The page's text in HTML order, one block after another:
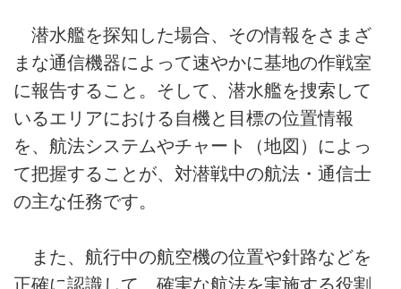
潜水艦を探知した場合、その情報をさまざ
まな通信機器によって速やかに基地の作戦室
に報告すること。そして、潜水艦を捜索して
いるエリアにおける自機と目標の位置情報
を、航法システムやチャート（地図）によっ
て把握することが、対潜戦中の航法・通信士
の主な任務です。
また、航行中の航空機の位置や針路などを
正確に認識して、確実な航法を実施する役割